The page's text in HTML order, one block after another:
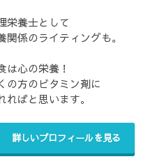
栄養士として
関係のライティングも。
は心の栄養！
の方のビタミン剤に
ればと思います。
詳しいプロフィールを見る